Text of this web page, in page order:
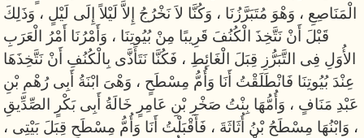
الْمَنَاصِعِ ، وَهْوَ مُتَبَرَّزُنَا ، وَكُنَّا لاَ نَخْرُجُ إِلاَّ لَيْلاً إِلَى لَيْلٍ ، وَذَلِكَ
قَبْلَ أَنْ نَتَّخِذَ الْكُنُفَ قَرِيبًا مِنْ بُيُوتِنَا ، وَأَمْرُنَا أَمْرُ الْعَرَبِ
الأُوَلِ فِى التَّبَرُّزِ قِبَلَ الْغَائِطِ ، فَكُنَّا نَتَأَذَّى بِالْكُنُفِ أَنْ نَتَّخِذَهَا
عِنْدَ بُيُوتِنَا فَانْطَلَقْتُ أَنَا وَأُمُّ مِسْطَحٍ ، وَهْىَ ابْنَةُ أَبِى رُهْمِ بْنِ
عَبْدِ مَنَافٍ ، وَأُمُّهَا بِنْتُ صَخْرِ بْنِ عَامِرٍ خَالَةُ أَبِى بَكْرٍ الصِّدِّيقِ
، وَابْنُهَا مِسْطَحُ بْنُ أُثَاثَةَ ، فَأَقْبَلْتُ أَنَا وَأُمُّ مِسْطَحٍ قِبَلَ بَيْتِى ،